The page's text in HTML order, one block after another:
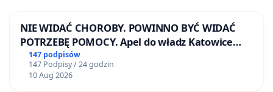
NIE WIDAĆ CHOROBY. POWINNO BYĆ WIDAĆ
POTRZEBĘ POMOCY. Apel do władz Katowice
Airport o przystąpienie do programu HIDDEN
DISABILITIES SUNFLOWER – SŁONECZNIK –
UKRYTE NIEPEŁNOSPRAWNOŚCI
147 podpisów
147 Podpisy / 24 godzin
10 Aug 2026